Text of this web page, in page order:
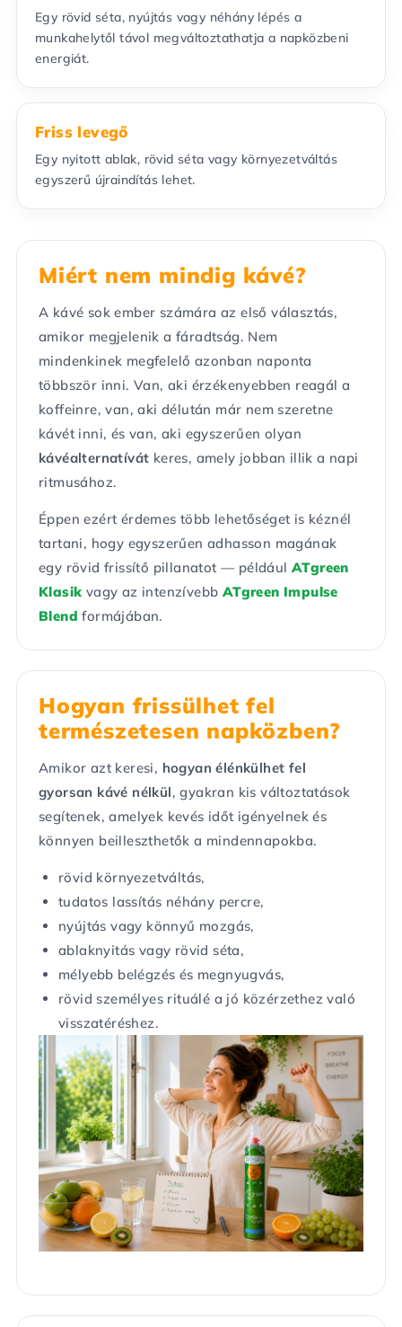
Egy rövid séta, nyújtás vagy néhány lépés a
munkahelytől távol megváltoztathatja a napközbeni
energiát.
Friss levegő
Egy nyitott ablak, rövid séta vagy környezetváltás
egyszerű újraindítás lehet.
Miért nem mindig kávé?
A kávé sok ember számára az első választás,
amikor megjelenik a fáradtság. Nem
mindenkinek megfelelő azonban naponta
többször inni. Van, aki érzékenyebben reagál a
koffeinre, van, aki délután már nem szeretne
kávét inni, és van, aki egyszerűen olyan
kávéalternatívát keres, amely jobban illik a napi
ritmusához.
Éppen ezért érdemes több lehetőséget is kéznél
tartani, hogy egyszerűen adhasson magának
egy rövid frissítő pillanatot — példáulATgreen
Klasik vagy az intenzívebbATgreen Impulse
Blend formájában.
Hogyan frissülhet fel
természetesen napközben?
Amikor azt keresi, hogyan élénkülhet fel
gyorsan kávé nélkül, gyakran kis változtatások
segítenek, amelyek kevés időt igényelnek és
könnyen beilleszthetők a mindennapokba.
rövid környezetváltás,
tudatos lassítás néhány percre,
nyújtás vagy könnyű mozgás,
ablaknyitás vagy rövid séta,
mélyebb belégzés és megnyugvás,
rövid személyes rituálé a jó közérzethez való
visszatéréshez.